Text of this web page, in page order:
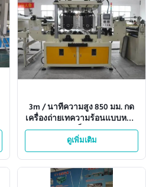
3m / นาทีความสูง 850 มม. กด
เครื่องถ่ายเทความร้อนแบบหมุน
ม้วนเป็นม้วน
ดูเพิ่มเติม